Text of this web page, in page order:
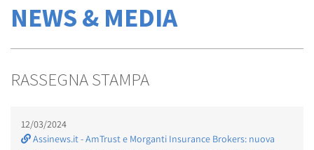
NEWS & MEDIA
RASSEGNA STAMPA
12/03/2024
Assinews.it - AmTrust e Morganti Insurance Brokers: nuova